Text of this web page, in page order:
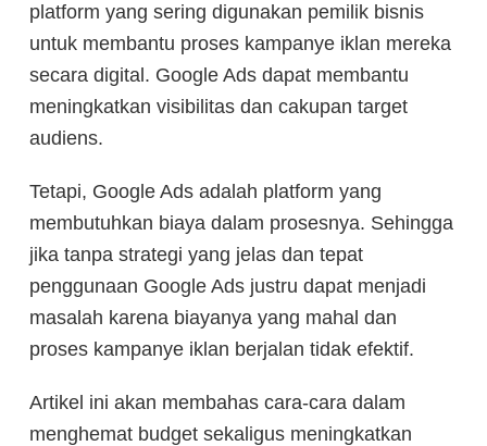
platform yang sering digunakan pemilik bisnis
untuk membantu proses kampanye iklan mereka
secara digital. Google Ads dapat membantu
meningkatkan visibilitas dan cakupan target
audiens.
Tetapi, Google Ads adalah platform yang
membutuhkan biaya dalam prosesnya. Sehingga
jika tanpa strategi yang jelas dan tepat
penggunaan Google Ads justru dapat menjadi
masalah karena biayanya yang mahal dan
proses kampanye iklan berjalan tidak efektif.
Artikel ini akan membahas cara-cara dalam
menghemat budget sekaligus meningkatkan